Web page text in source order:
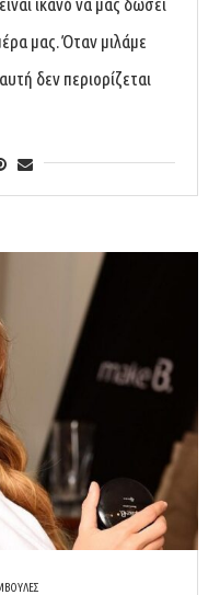
μας. Όταν μιλάμε
δεν περιορίζεται